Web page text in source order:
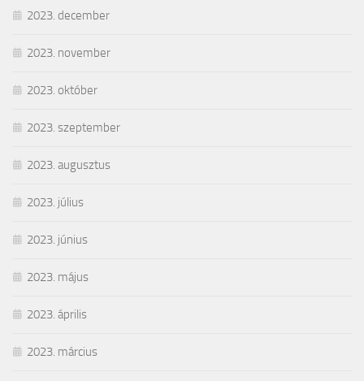
2023. december
2023. november
2023. október
2023. szeptember
2023. augusztus
2023. július
2023. június
2023. május
2023. április
2023. március